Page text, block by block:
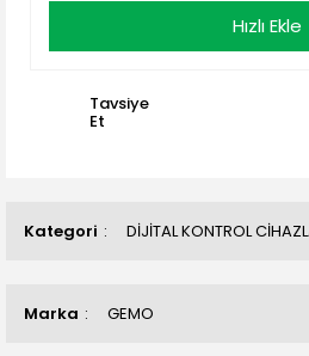
Kategori DİJİTAL KONTROL
Marka GEMO
Hızlı Ekle
Tavsiye
Et